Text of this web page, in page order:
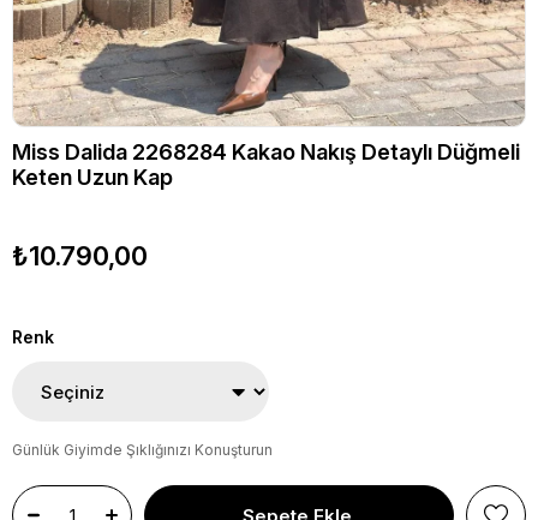
Miss Dalida 2268284 Kakao Nakış Detaylı Düğmeli
Keten Uzun Kap
₺10.790,00
Renk
Günlük Giyimde Şıklığınızı Konuşturun